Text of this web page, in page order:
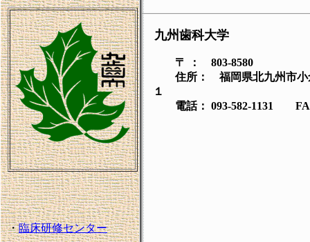
・臨床研修センター
九州歯科大学
〒 ： 803-8580
住所： 福岡県北九州市小
１
電話： 093-582-1131